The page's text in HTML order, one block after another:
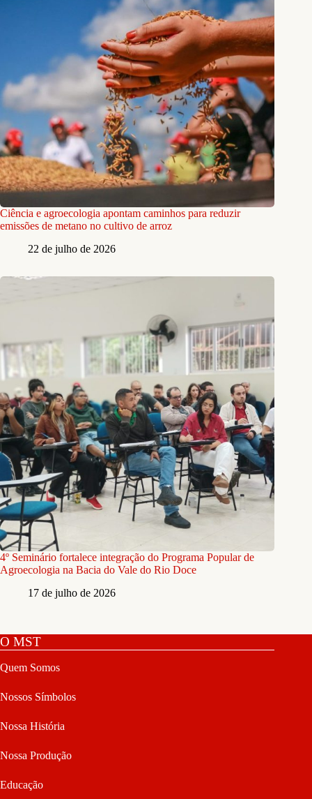
Ciência e agroecologia apontam caminhos para reduzir
emissões de metano no cultivo de arroz
22 de julho de 2026
4º Seminário fortalece integração do Programa Popular de
Agroecologia na Bacia do Vale do Rio Doce
17 de julho de 2026
O MST
Quem Somos
Nossos Símbolos
Nossa História
Nossa Produção
Educação